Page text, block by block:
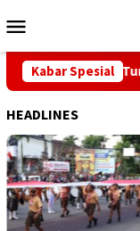
ke
Mobile
Kabar Spesial
Krulut,
HEADLINES